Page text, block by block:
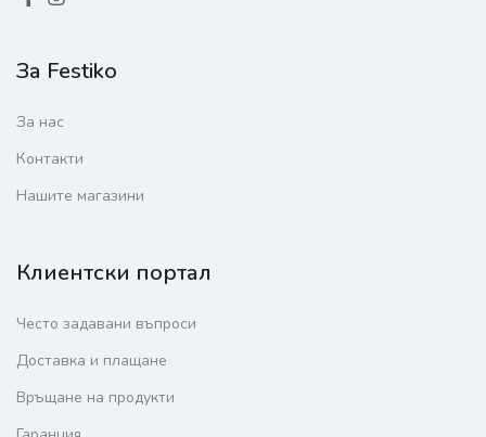
За Festiko
За нас
Контакти
Нашите магазини
Клиентски портал
Често задавани въпроси
Доставка и плащане
Връщане на продукти